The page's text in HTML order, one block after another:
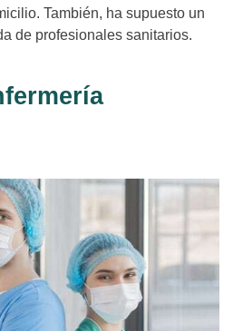
También, ha supuesto un
de profesionales sanitarios.